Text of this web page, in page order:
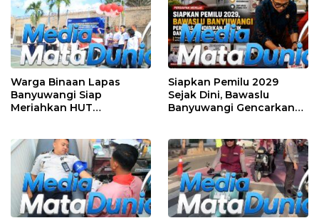
Warga Binaan Lapas
Banyuwangi Siap
Meriahkan HUT
Perlombaan
Siapkan Pemilu 2029
Sejak Dini, Bawaslu
Banyuwangi Gencarkan